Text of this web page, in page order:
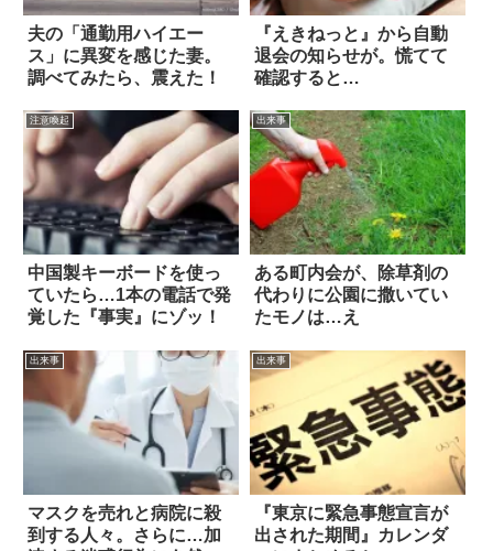
夫の「通勤用ハイエー
ス」に異変を感じた妻。
調べてみたら、震えた！
『えきねっと』から自動
退会の知らせが。慌てて
確認すると…
注意喚起
中国製キーボードを使っ
ていたら…1本の電話で発
覚した『事実』にゾッ！
出来事
ある町内会が、除草剤の
代わりに公園に撒いてい
たモノは…え
出来事
マスクを売れと病院に殺
到する人々。さらに…加
出来事
『東京に緊急事態宣言が
出された期間』カレンダ